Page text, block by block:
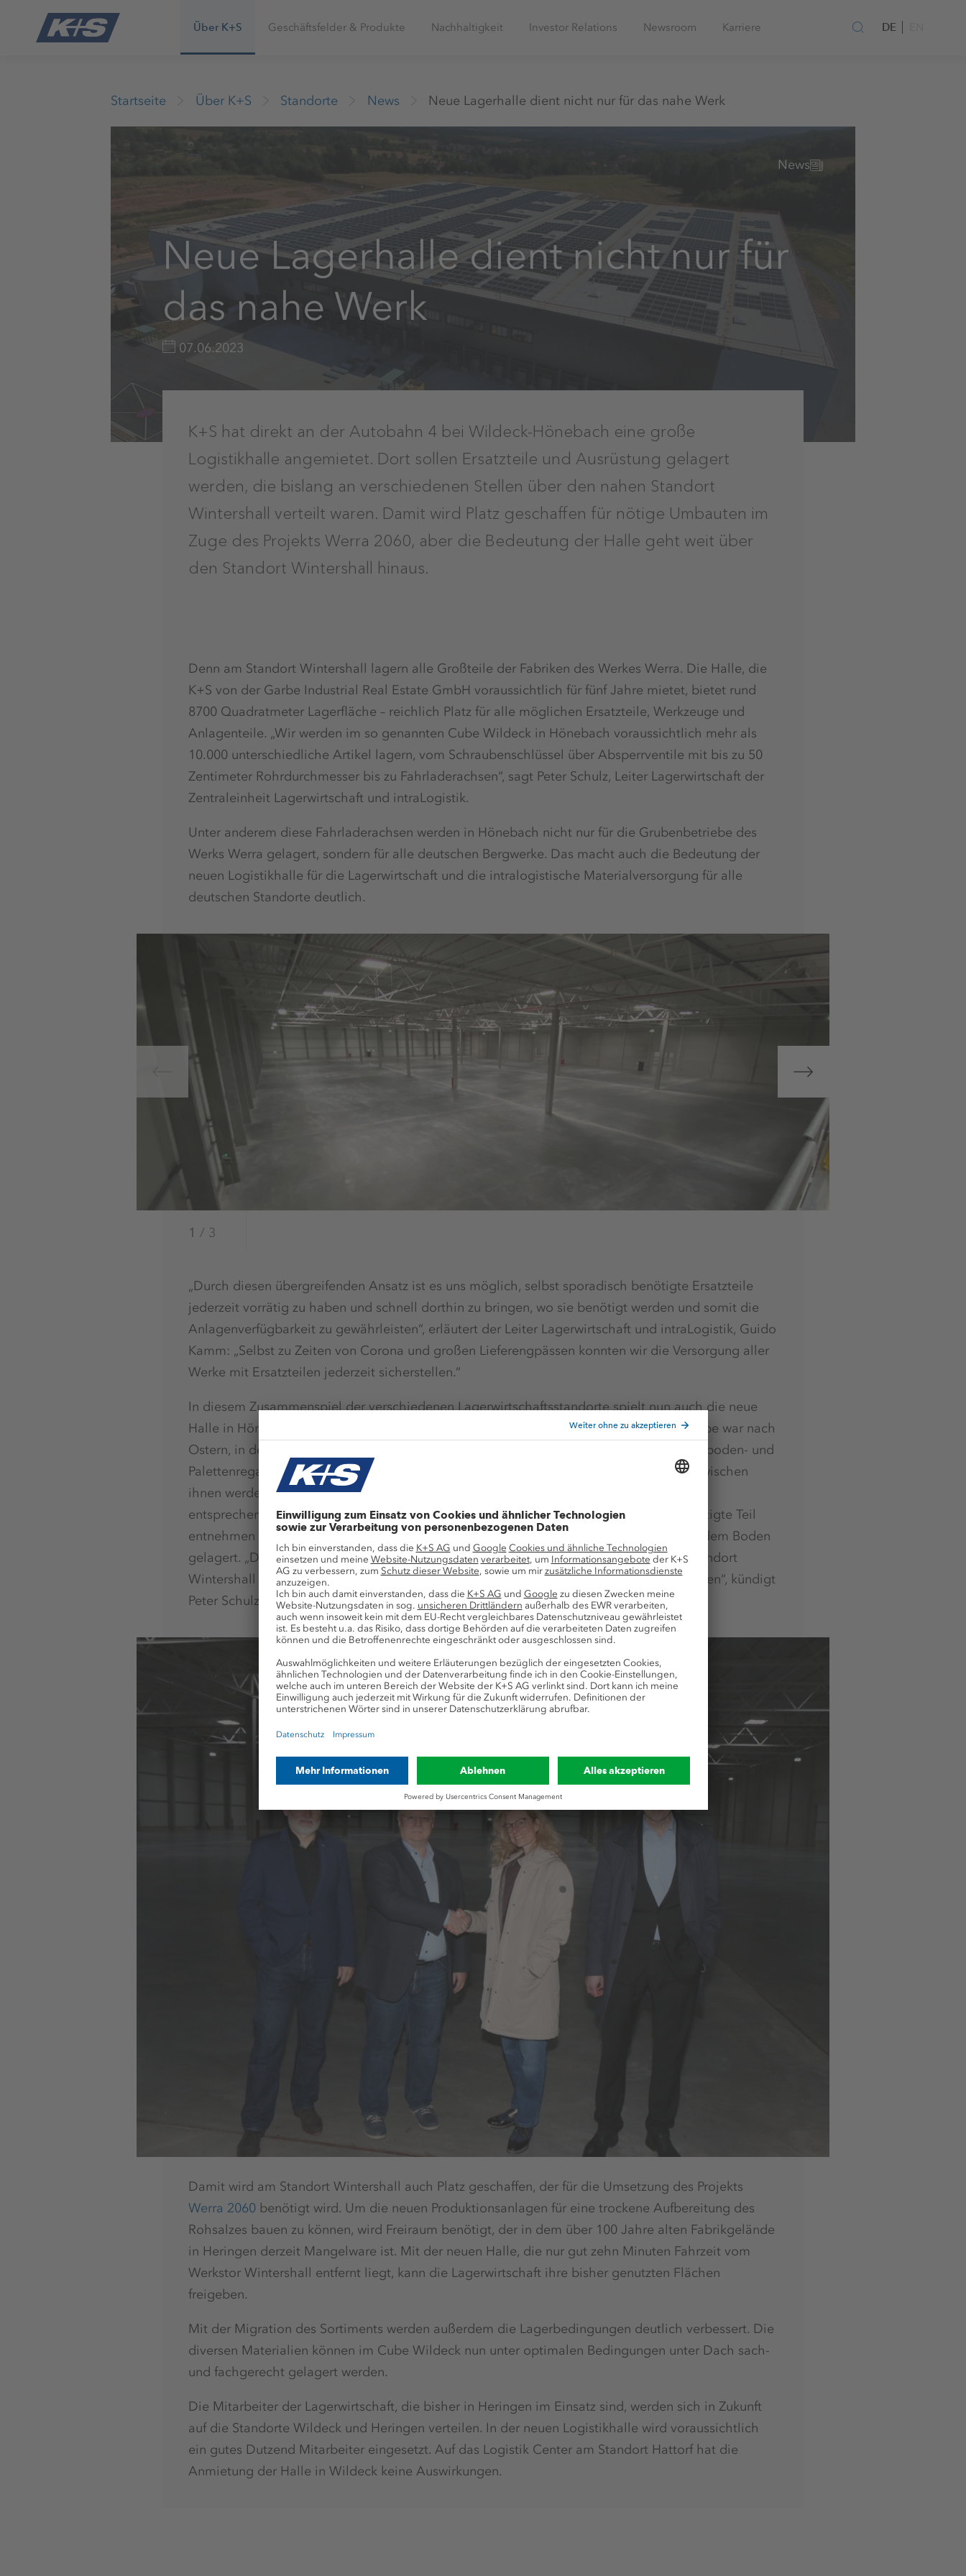
Über K+S Geschäftsfelder & Produkte Nachhaltigkeit Investor Relations Newsroom Karriere DE
Startseite Über K+S Standorte News Neue Lagerhalle dient nicht nur für das nahe Werk
News
Neue Lagerhalle dient nicht nur für
das nahe Werk
07.06.2023
K+S hat direkt an der Autobahn 4 bei Wildeck-Hönebach eine große
Logistikhalle angemietet. Dort sollen Ersatzteile und Ausrüstung gelagert
werden, die bislang an verschiedenen Stellen über den nahen Standort
Wintershall verteilt waren. Damit wird Platz geschaffen für nötige Umbauten im
Zuge des Projekts Werra 2060, aber die Bedeutung der Halle geht weit über
den Standort Wintershall hinaus.
Denn am Standort Wintershall lagern alle Großteile der Fabriken des Werkes Werra. Die Halle, die
K+S von der Garbe Industrial Real Estate GmbH voraussichtlich für fünf Jahre mietet, bietet rund
8700 Quadratmeter Lagerfläche – reichlich Platz für alle möglichen Ersatzteile, Werkzeuge und
Anlagenteile. „Wir werden im so genannten Cube Wildeck in Hönebach voraussichtlich mehr als
10.000 unterschiedliche Artikel lagern, vom Schraubenschlüssel über Absperrventile mit bis zu 50
Zentimeter Rohrdurchmesser bis zu Fahrladerachsen“, sagt Peter Schulz, Leiter Lagerwirtschaft der
Zentraleinheit Lagerwirtschaft und intraLogistik.
Unter anderem diese Fahrladerachsen werden in Hönebach nicht nur für die Grubenbetriebe des
Werks Werra gelagert, sondern für alle deutschen Bergwerke. Das macht auch die Bedeutung der
neuen Logistikhalle für die Lagerwirtschaft und die intralogistische Materialversorgung für alle
deutschen Standorte deutlich.
1 / 3
„Durch diesen übergreifenden Ansatz ist es uns möglich, selbst sporadisch benötigte Ersatzteile
jederzeit vorrätig zu haben und schnell dorthin zu bringen, wo sie benötigt werden und somit die
Anlagenverfügbarkeit zu gewährleisten“, erläutert der Leiter Lagerwirtschaft und intraLogistik, Guido
Kamm: „Selbst zu Zeiten von Corona und großen Lieferengpässen konnten wir die Versorgung aller
Werke mit Ersatzteilen jederzeit sicherstellen.“
In diesem Zusammenspiel der verschiedenen Lagerwirtschaftsstandorte spielt nun auch die neue
Halle in Hönebach, die nach neuesten Standards gebaut ist, ihre Rolle. Schlüsselübergabe war nach
Ostern, in den kommenden Monaten wird die Lagerinfrastruktur eingebaut, die aus Fachboden- und
Palettenregalen mit einer maximalen Einlagerhöhe von bis zu neun Metern bestehen. Zwischen
ihnen werden teilautomatisierte Stapler ihren Dienst versehen, die von selbst bis zur
entsprechenden Stelle im Lager manövrieren, sodass der Mitarbeiter nur noch das benötigte Teil
entnehmen muss. Besonders schwere und große Einzelteile werden teilweise direkt auf dem Boden
gelagert. „Die Umlagerung der Materialien, die bislang über verschiedene Läger am Standort
Wintershall verteilt sind, wollen wir bis zum Jahresende weitgehend abgeschlossen haben“, kündigt
Peter Schulz an.
Damit wird am Standort Wintershall auch Platz geschaffen, der für die Umsetzung des Projekts
Werra 2060 benötigt wird. Um die neuen Produktionsanlagen für eine trockene Aufbereitung des
Rohsalzes bauen zu können, wird Freiraum benötigt, der in dem über 100 Jahre alten Fabrikgelände
in Heringen derzeit Mangelware ist. Mit der neuen Halle, die nur gut zehn Minuten Fahrzeit vom
Werkstor Wintershall entfernt liegt, kann die Lagerwirtschaft ihre bisher genutzten Flächen
freigeben.
Mit der Migration des Sortiments werden außerdem die Lagerbedingungen deutlich verbessert. Die
diversen Materialien können im Cube Wildeck nun unter optimalen Bedingungen unter Dach sach-
und fachgerecht gelagert werden.
Die Mitarbeiter der Lagerwirtschaft, die bisher in Heringen im Einsatz sind, werden sich in Zukunft
auf die Standorte Wildeck und Heringen verteilen. In der neuen Logistikhalle wird voraussichtlich
ein gutes Dutzend Mitarbeiter eingesetzt. Auf das Logistik Center am Standort Hattorf hat die
Anmietung der Halle in Wildeck keine Auswirkungen.